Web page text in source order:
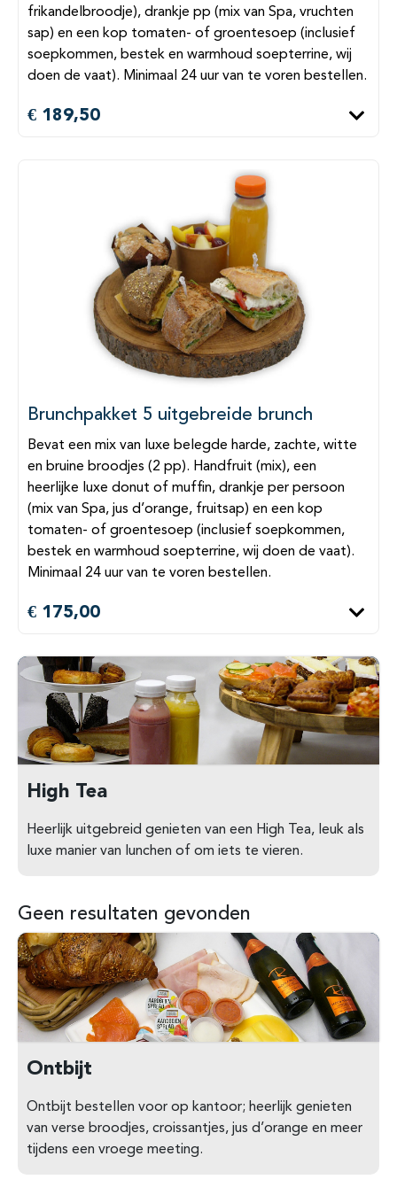
frikandelbroodje), drankje pp (mix van Spa, vruchten
sap) en een kop tomaten- of groentesoep (inclusief
soepkommen, bestek en warmhoud soepterrine, wij
doen de vaat). Minimaal 24 uur van te voren bestellen.
€ 189,50
Brunchpakket 5 uitgebreide brunch
Bevat een mix van luxe belegde harde, zachte, witte
en bruine broodjes (2 pp). Handfruit (mix), een
heerlijke luxe donut of muffin, drankje per persoon
(mix van Spa, jus d’orange, fruitsap) en een kop
tomaten- of groentesoep (inclusief soepkommen,
bestek en warmhoud soepterrine, wij doen de vaat).
Minimaal 24 uur van te voren bestellen.
€ 175,00
High Tea
Heerlijk uitgebreid genieten van een High Tea, leuk als
luxe manier van lunchen of om iets te vieren.
Geen resultaten gevonden
Ontbijt
Ontbijt bestellen voor op kantoor; heerlijk genieten
van verse broodjes, croissantjes, jus d’orange en meer
tijdens een vroege meeting.